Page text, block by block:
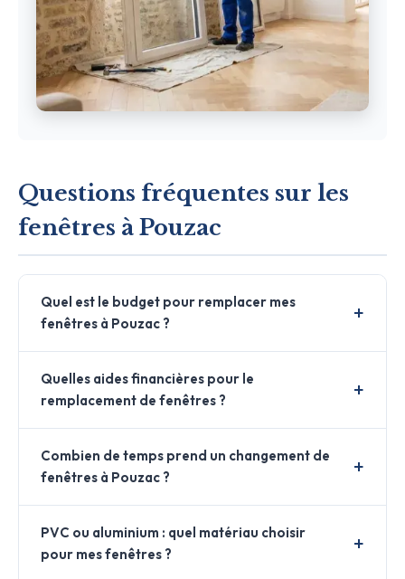
Questions fréquentes sur les
fenêtres à Pouzac
Quel est le budget pour remplacer mes
fenêtres à Pouzac ?
Quelles aides financières pour le
remplacement de fenêtres ?
Combien de temps prend un changement de
fenêtres à Pouzac ?
PVC ou aluminium : quel matériau choisir
pour mes fenêtres ?